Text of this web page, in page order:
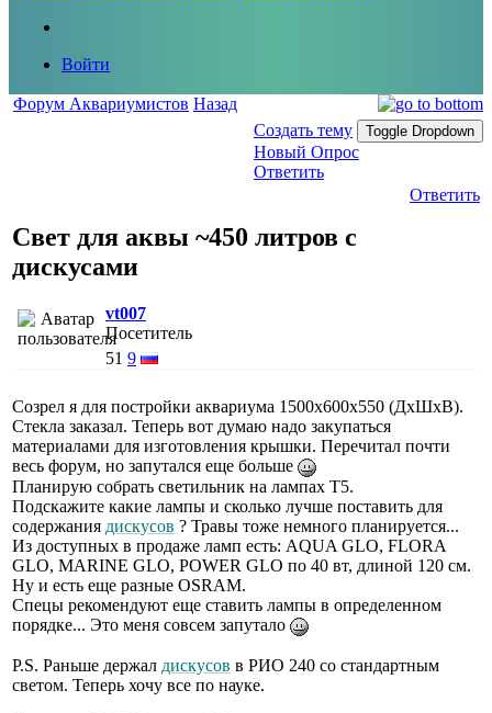
Войти
Форум Аквариумистов Назад
Создать тему
Toggle Dropdown
Новый Опрос
Ответить
Ответить
Свет для аквы ~450 литров с
дискусами
vt007
Посетитель
51 9
Созрел я для постройки аквариума 1500х600х550 (ДхШхВ).
Стекла заказал. Теперь вот думаю надо закупаться
материалами для изготовления крышки. Перечитал почти
весь форум, но запутался еще больше
Планирую собрать светильник на лампах Т5.
Подскажите какие лампы и сколько лучше поставить для
содержания дискусов ? Травы тоже немного планируется...
Из доступных в продаже ламп есть: AQUA GLO, FLORA
GLO, MARINE GLO, POWER GLO по 40 вт, длиной 120 см.
Ну и есть еще разные OSRAM.
Спецы рекомендуют еще ставить лампы в определенном
порядке... Это меня совсем запутало
P.S. Раньше держал дискусов в РИО 240 со стандартным
светом. Теперь хочу все по науке.